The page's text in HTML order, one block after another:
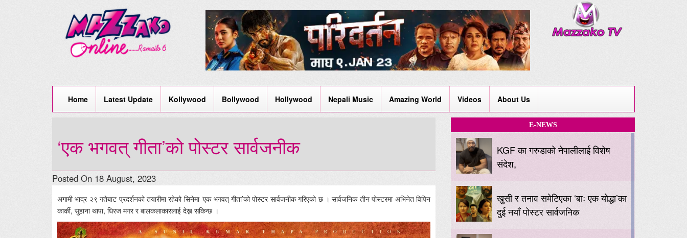
Home Latest Update Kollywood Bollywood Hollywood Nepali Music Amazing World Videos About Us
‘एक भगवत् गीता’को पोस्टर सार्वजनीक
Posted On 18 August, 2023
अगामी भाद्र २९ गतेबाट प्रदर्शनको तयारीमा रहेको सिनेमा ‘एक भगवत् गीता’को पोस्टर सार्वजनीक गरिएको छ । सार्वजनिक तीन पोस्टरमा अभिनेत विपिन
कार्की, सुहाना थापा, धिरज मगर र बालकलाकारलाई देख्न सकिन्छ ।
E-NEWS
KGF का गरुडाको नेपालीलाई विशेष
संदेश,
खुसी र तनाव समेटिएका ‘बाः एक योद्धा’का
दुई नयाँ पोस्टर सार्वजनिक